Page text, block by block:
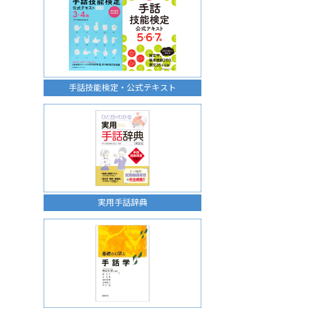
手話技能検定・公式テキスト
実用手話辞典